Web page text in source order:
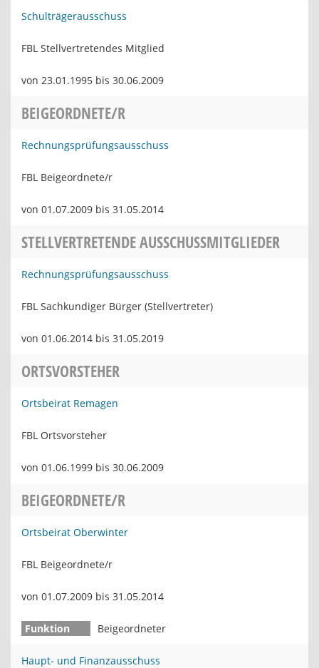
Schulträgerausschuss
FBL Stellvertretendes Mitglied
von 23.01.1995 bis 30.06.2009
BEIGEORDNETE/R
Rechnungsprüfungsausschuss
FBL Beigeordnete/r
von 01.07.2009 bis 31.05.2014
STELLVERTRETENDE AUSSCHUSSMITGLIEDER
Rechnungsprüfungsausschuss
FBL Sachkundiger Bürger (Stellvertreter)
von 01.06.2014 bis 31.05.2019
ORTSVORSTEHER
Ortsbeirat Remagen
FBL Ortsvorsteher
von 01.06.1999 bis 30.06.2009
BEIGEORDNETE/R
Ortsbeirat Oberwinter
FBL Beigeordnete/r
von 01.07.2009 bis 31.05.2014
Beigeordneter
Haupt- und Finanzausschuss